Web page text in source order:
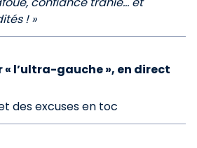
! »
l’ultra-gauche », en direct
des excuses en toc